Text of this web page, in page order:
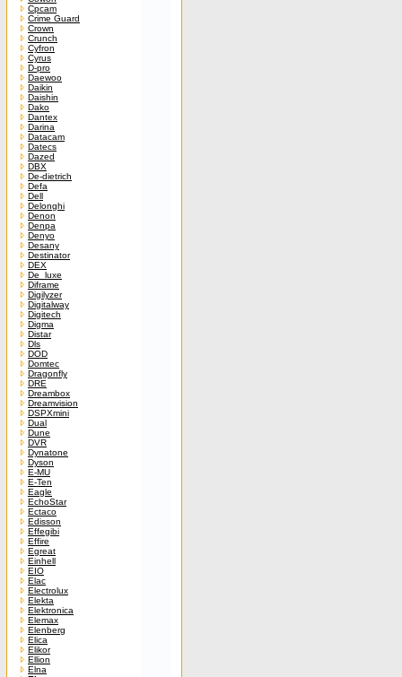
Cpcam
Crime Guard
Crown
Crunch
Cyfron
Cyrus
D-pro
Daewoo
Daikin
Daishin
Dako
Dantex
Darina
Datacam
Datecs
Dazed
DBX
De-dietrich
Defa
Dell
Delonghi
Denon
Denpa
Denyo
Desany
Destinator
DEX
De_luxe
Diframe
Digilyzer
Digitalway
Digitech
Digma
Distar
Dls
DOD
Domtec
Dragonfly
DRE
Dreambox
Dreamvision
DSPXmini
Dual
Dune
DVR
Dynatone
Dyson
E-MU
E-Ten
Eagle
EchoStar
Ectaco
Edisson
Effegibi
Effire
Egreat
Einhell
EIO
Elac
Electrolux
Elekta
Elektronica
Elemax
Elenberg
Elica
Elikor
Ellion
Elna